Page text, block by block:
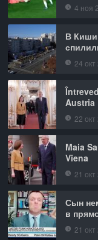
4 ноя
В
24 окт
Austria
22 окт
Maia
Viena
21 окт
Сын
в
21 окт